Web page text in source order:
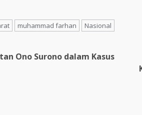
muhammad farhan Nasional
Ono Surono dalam Kasus